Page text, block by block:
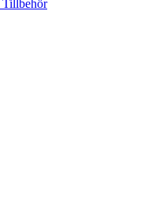
Tillbehör